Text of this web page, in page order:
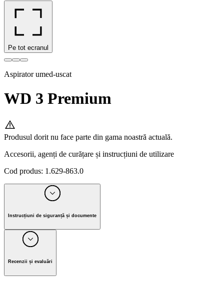
Pe tot ecranul
Aspirator umed-uscat
WD 3 Premium
Produsul dorit nu face parte din gama noastră actuală.
Accesorii, agenți de curățare și instrucțiuni de utilizare
Cod produs: 1.629-863.0
Instrucțiuni de siguranță și documente
Producător Alfred Kärcher SE & Co. KG
Alfred-Kärcher-Strasse 28-40, 71364 Winnenden, Germany
Tel. +49 7195 / 14-0 I Fax +49 7195 / 14-2212
Recenzii și evaluări